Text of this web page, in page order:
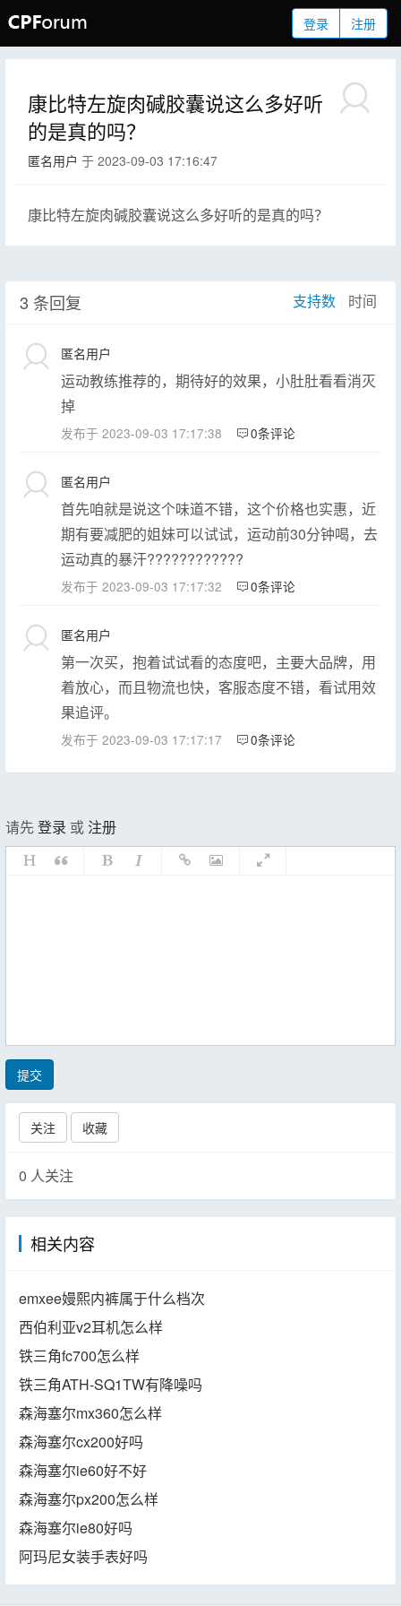
登录 注册
康比特左旋肉碱胶囊说这么多好听
的是真的吗？
匿名用户 于 2023-09-03 17:16:47
康比特左旋肉碱胶囊说这么多好听的是真的吗？
3 条回复 支持数 时间
匿名用户
运动教练推荐的，期待好的效果，小肚肚看看消灭
掉
发布于 2023-09-03 17:17:38 0条评论
匿名用户
首先咱就是说这个味道不错，这个价格也实惠，近
期有要减肥的姐妹可以试试，运动前30分钟喝，去
运动真的暴汗????????????
发布于 2023-09-03 17:17:32 0条评论
匿名用户
第一次买，抱着试试看的态度吧，主要大品牌，用
着放心，而且物流也快，客服态度不错，看试用效
果追评。
发布于 2023-09-03 17:17:17 0条评论
请先登录 或 注册
提交
关注 收藏
0 人关注
相关内容
emxee嫚熙内裤属于什么档次
西伯利亚v2耳机怎么样
铁三角fc700怎么样
铁三角ATH-SQ1TW有降噪吗
森海塞尔mx360怎么样
森海塞尔cx200好吗
森海塞尔ie60好不好
森海塞尔px200怎么样
森海塞尔ie80好吗
阿玛尼女装手表好吗